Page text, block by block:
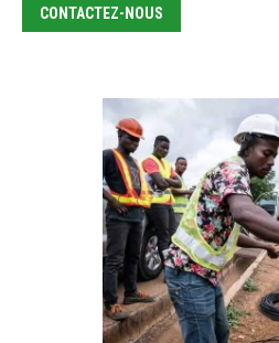
CONTACTEZ-NOUS